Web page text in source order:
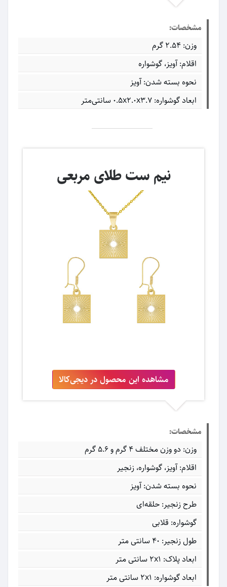
مشخصات:
وزن: 2.54 گرم
اقلام: آویز، گوشواره
نحوه بسته شدن: آویز
ابعاد گوشواره: ۰.۵x۲.۰x۳.۷ سانتی‌متر
نیم ست طلای مربعی
مشاهده این محصول در دیجی‌کالا
مشخصات:
وزن: دو وزن مختلف 4 گرم و 5.6 گرم
اقلام: آویز، گوشواره، زنجیر
نحوه بسته شدن: آویز
طرح زنجیر: حلقه‌ای
گوشواره: قلابی
طول زنجیر: 40 سانتی متر
ابعاد پلاک: ۲x۱ سانتی متر
ابعاد گوشواره: ۲x۱ سانتی متر